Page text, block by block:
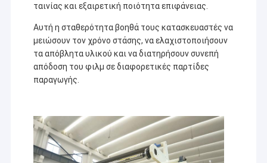
ταινίας και εξαιρετική ποιότητα επιφάνειας.
Αυτή η σταθερότητα βοηθά τους κατασκευαστές να
μειώσουν τον χρόνο στάσης, να ελαχιστοποιήσουν
τα απόβλητα υλικού και να διατηρήσουν συνεπή
απόδοση του φιλμ σε διαφορετικές παρτίδες
παραγωγής.